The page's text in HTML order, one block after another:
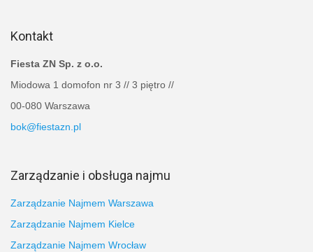
Kontakt
Fiesta ZN Sp. z o.o.
Miodowa 1 domofon nr 3 // 3 piętro //
00-080 Warszawa
bok@fiestazn.pl
Zarządzanie i obsługa najmu
Zarządzanie Najmem Warszawa
Zarządzanie Najmem Kielce
Zarządzanie Najmem Wrocław